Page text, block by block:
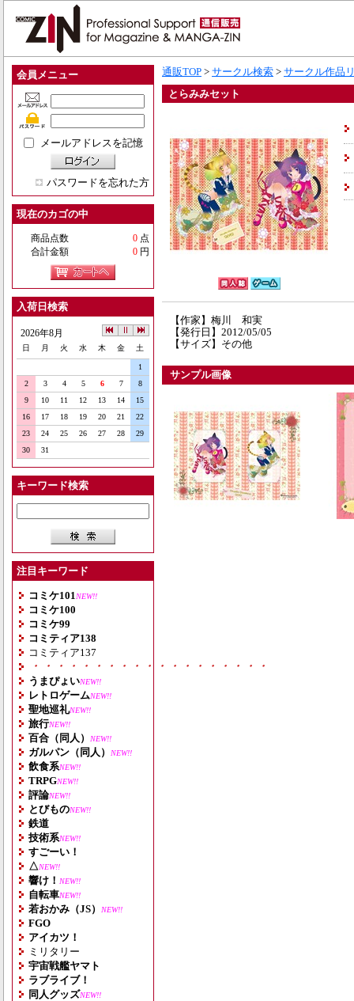
会員メニュー
メールアドレスを記憶
パスワードを忘れた方
現在のカゴの中
商品点数 0 点
合計金額
0 円
入荷日検索
2026年8月
日 月 火 水 木 金 土
1
2
3 4 5 6 7
8
9
10 11 12 13 14
15
16
17 18 19 20 21
22
23
24 25 26 27 28
29
30
31
キーワード検索
注目キーワード
コミケ101 NEW!!
コミケ100
コミケ99
コミティア138
コミティア137
・・・・・・・・・・・・・・・・・・・
うまぴょいNEW!!
レトロゲームNEW!!
聖地巡礼NEW!!
旅行NEW!!
百合（同人） NEW!!
ガルパン（同人） NEW!!
飲食系NEW!!
TRPGNEW!!
評論NEW!!
とびものNEW!!
鉄道
技術系NEW!!
すごーい！
△NEW!!
響け！ NEW!!
自転車NEW!!
若おかみ（JS） NEW!!
FGO
アイカツ！
ミリタリー
宇宙戦艦ヤマト
ラブライブ！
同人グッズNEW!!
通販TOP > サークル検索 > サークル作品
とらみみセット
【作家】梅川 和実
【発行日】2012/05/05
【サイズ】その他
サンプル画像